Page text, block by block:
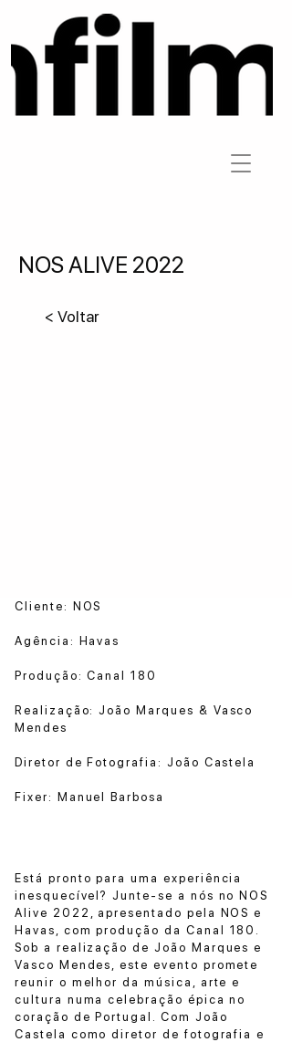
NOS ALIVE 2022
< Voltar
Cliente: NOS
Agência: Havas
Produção: Canal 180
Realização: João Marques & Vasco
Mendes
Diretor de Fotografia: João Castela
Fixer: Manuel Barbosa
Está pronto para uma experiência
inesquecível? Junte-se a nós no NOS
Alive 2022, apresentado pela NOS e
Havas, com produção da Canal 180.
Sob a realização de João Marques e
Vasco Mendes, este evento promete
reunir o melhor da música, arte e
cultura numa celebração épica no
coração de Portugal. Com João
Castela como diretor de fotografia e